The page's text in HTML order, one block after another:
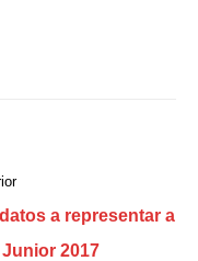
a representar a
2017